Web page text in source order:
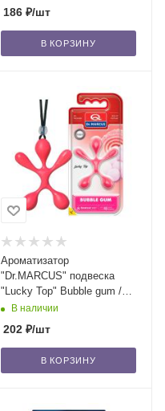
186₽/шт
В КОРЗИНУ
Ароматизатор
"Dr.MARCUS" подвеска
"Lucky Top" Bubble gum /
блок 14/56
В наличии
202₽/шт
В КОРЗИНУ